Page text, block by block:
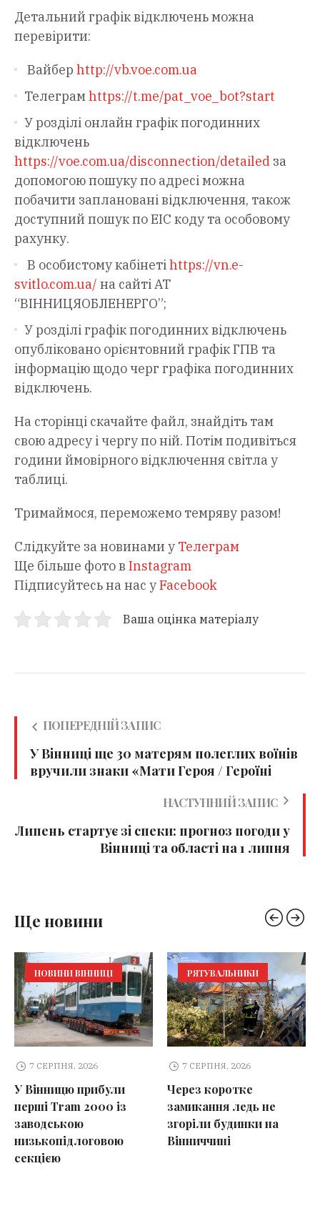
Детальний графік відключень можна
перевірити:
Вайбер http://vb.voe.com.ua
Телеграмhttps://t.me/pat_voe_bot?start
У розділі онлайн графік погодинних
відключень
https://voe.com.ua/disconnection/detailed за
допомогою пошуку по адресі можна
побачити заплановані відключення, також
доступний пошук по ЕІС коду та особовому
рахунку.
В особистому кабінетіhttps://vn.e-
svitlo.com.ua/ на сайті АТ
“ВІННИЦЯОБЛЕНЕРГО”;
У розділі графік погодинних відключень
опубліковано орієнтовний графік ГПВ та
інформацію щодо черг графіка погодинних
відключень.
На сторінці скачайте файл, знайдіть там
свою адресу і чергу по ній. Потім подивіться
години ймовірного відключення світла у
таблиці.
Тримаймося, переможемо темряву разом!
Слідкуйте за новинами у Телеграм
Ще більше фото в Instagram
Підписуйтесь на нас уFacebook
Ваша оцінка матеріалу
ПОПЕРЕДНІЙ ЗАПИС
У Вінниці ще 30 матерям полеглих воїнів
вручили знаки «Мати Героя / Героїні
НАСТУПНИЙ ЗАПИС
Липень стартує зі спеки: прогноз погоди у
Вінниці та області на 1 липня
Ще новини
НОВИНИ ВІННИЦІ
7 СЕРПНЯ, 2026
У Вінницю прибули
перші Tram 2000 із
заводською
низькопідлоговою
секцією
РЯТУВАЛЬНИКИ
7 СЕРПНЯ, 2026
Через коротке
замикання ледь не
згоріли будинки на
Вінниччині